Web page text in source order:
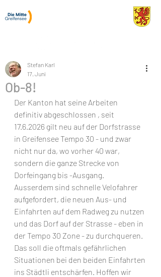
Ob-8!
Stefan Karl
17. Juni
Der Kanton hat seine Arbeiten
definitiv abgeschlossen , seit
17.6.2026 gilt neu auf der Dorfstrasse
in Greifensee Tempo 30 - und zwar
nicht nur da, wo vorher 40 war,
sondern die ganze Strecke von
Dorfeingang bis -Ausgang.
Ausserdem sind schnelle Velofahrer
aufgefordert, die neuen Aus- und
Einfahrten auf dem Radweg zu nutzen
und das Dorf auf der Strasse - eben in
der Tempo 30 Zone - zu durchqueren.
Das soll die oftmals gefährlichen
Situationen bei den beiden Einfahrten
ins Städtli entschärfen. Hoffen wir